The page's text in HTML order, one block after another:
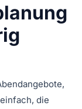
die